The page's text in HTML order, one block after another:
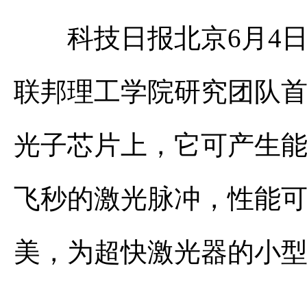
科技日报北京6月4日
联邦理工学院研究团队
光子芯片上，它可产生
飞秒的激光脉冲，性能
美，为超快激光器的小